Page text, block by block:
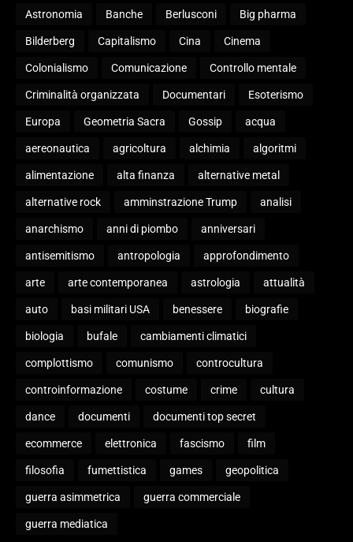
Astronomia Banche Berlusconi Big pharma
Bilderberg Capitalismo Cina Cinema
Colonialismo Comunicazione Controllo mentale
Criminalità organizzata Documentari Esoterismo
Europa Geometria Sacra Gossip acqua
aereonautica agricoltura alchimia algoritmi
alimentazione alta finanza alternative metal
alternative rock amminstrazione Trump analisi
anarchismo anni di piombo anniversari
antisemitismo antropologia approfondimento
arte arte contemporanea astrologia attualità
auto basi militari USA benessere biografie
biologia bufale cambiamenti climatici
complottismo comunismo controcultura
controinformazione costume crime cultura
dance documenti documenti top secret
ecommerce elettronica fascismo film
filosofia fumettistica games geopolitica
guerra asimmetrica guerra commerciale
guerra mediatica